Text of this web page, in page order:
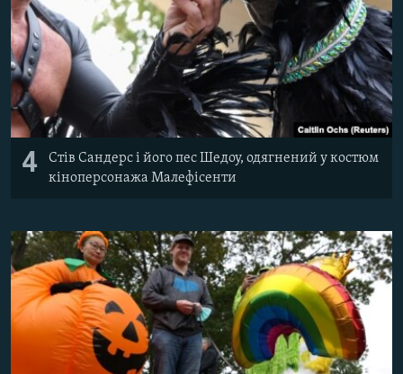
4
Стів Сандерс і його пес Шедоу, одягнений у костюм
кіноперсонажа Малефісенти